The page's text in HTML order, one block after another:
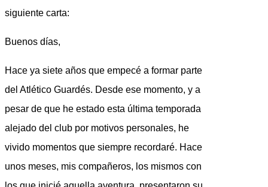
siguiente carta:
Buenos días,
Hace ya siete años que empecé a formar parte
del Atlético Guardés. Desde ese momento, y a
pesar de que he estado esta última temporada
alejado del club por motivos personales, he
vivido momentos que siempre recordaré. Hace
unos meses, mis compañeros, los mismos con